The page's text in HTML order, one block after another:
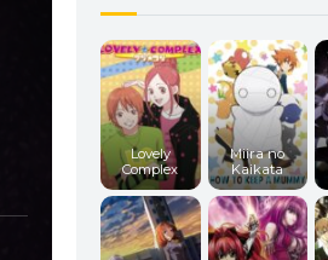
Lovely
Complex
Miira no
Kaikata